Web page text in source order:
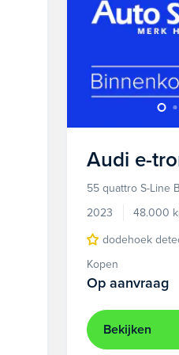
Audi e-
55 quattro S-Line
2023
48.000
dodehoek
Kopen
Op aanvraag
Bekijken